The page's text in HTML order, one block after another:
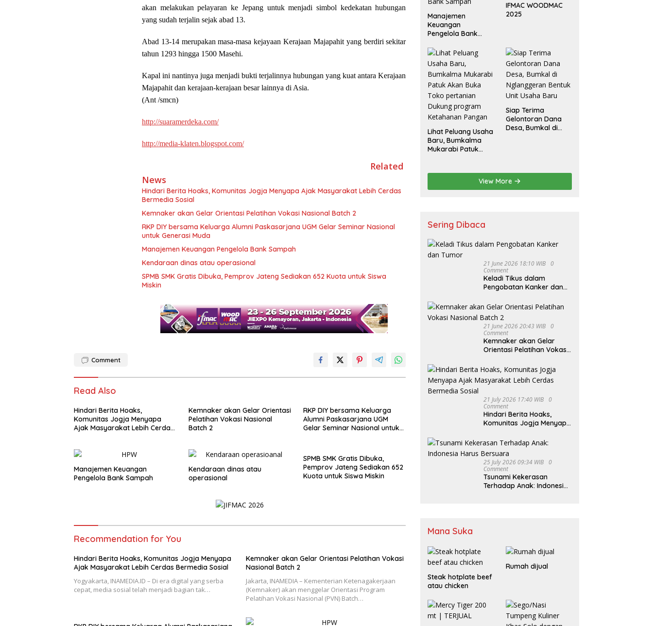
akan melakukan pelayaran ke Jepang untuk menjadi simbol kedekatan hubungan
yang sudah terjalin sejak abad 13.
Abad 13-14 merupakan masa-masa kejayaan Kerajaan Majapahit yang berdiri sekitar
tahun 1293 hingga 1500 Masehi.
Kapal ini nantinya juga menjadi bukti terjalinnya hubungan yang kuat antara Kerajaan
Majapahit dan kerajaan-kerajaan besar lainnya di Asia.
(Ant /smcn)
http://suaramerdeka.com/
http://media-klaten.blogspot.com/
Related
News
Hindari Berita Hoaks, Komunitas Jogja Menyapa Ajak Masyarakat Lebih Cerdas
Bermedia Sosial
Kemnaker akan Gelar Orientasi Pelatihan Vokasi Nasional Batch 2
RKP DIY bersama Keluarga Alumni Paskasarjana UGM Gelar Seminar Nasional
untuk Generasi Muda
Manajemen Keuangan Pengelola Bank Sampah
Kendaraan dinas atau operasional
SPMB SMK Gratis Dibuka, Pemprov Jateng Sediakan 652 Kuota untuk Siswa
Miskin
Comment
Read Also
Hindari Berita Hoaks,
Komunitas Jogja Menyapa
Ajak Masyarakat Lebih Cerdas
Kemnaker akan Gelar Orientasi
Pelatihan Vokasi Nasional
Batch 2
RKP DIY bersama Keluarga
Alumni Paskasarjana UGM
Gelar Seminar Nasional untuk
Manajemen Keuangan
Pengelola Bank Sampah
Kendaraan dinas atau
operasional
SPMB SMK Gratis Dibuka,
Pemprov Jateng Sediakan 652
Kuota untuk Siswa Miskin
Recommendation for You
Hindari Berita Hoaks, Komunitas Jogja Menyapa
Ajak Masyarakat Lebih Cerdas Bermedia Sosial
Yogyakarta, INAMEDIA.ID – Di era digital yang serba
cepat, media sosial telah menjadi bagian tak…
Kemnaker akan Gelar Orientasi Pelatihan Vokasi
Nasional Batch 2
Jakarta, INAMEDIA – Kementerian Ketenagakerjaan
(Kemnaker) akan menggelar Orientasi Program
Pelatihan Vokasi Nasional (PVN) Batch…
Manajemen
Keuangan
Pengelola Bank
IFMAC WOODMAC
2025
Lihat Peluang Usaha
Baru, Bumkalma
Mukarabi Patuk
program
Ketahanan Pangan
Siap Terima
Gelontoran Dana
Desa, Bumkal di
View More
Sering Dibaca
21 June 2026 18:10 WIB
0
Comment
Keladi Tikus dalam
Pengobatan Kanker dan
21 June 2026 20:43 WIB
0
Comment
Kemnaker akan Gelar
Orientasi Pelatihan Vokasi
21 July 2026 17:40 WIB
0
Comment
Hindari Berita Hoaks,
Komunitas Jogja Menyapa
Cerdas Bermedia Sosial
25 July 2026 09:34 WIB
0
Comment
Tsunami Kekerasan
Terhadap Anak: Indonesia
Mana Suka
Steak hotplate beef
atau chicken
Rumah dijual